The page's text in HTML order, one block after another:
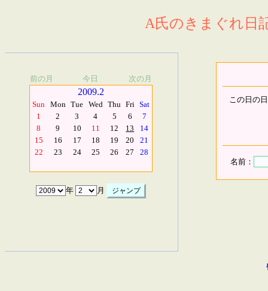
A氏のきまぐれ日
前の月 今日 次の月
2009.2
Sun Mon Tue Wed Thu Fri Sat
1
2 3 4 5 6
7
8
9 10 11 12 13
14
15
16 17 18 19 20
21
22
23 24 25 26 27 28
年 月
この日の
名前：